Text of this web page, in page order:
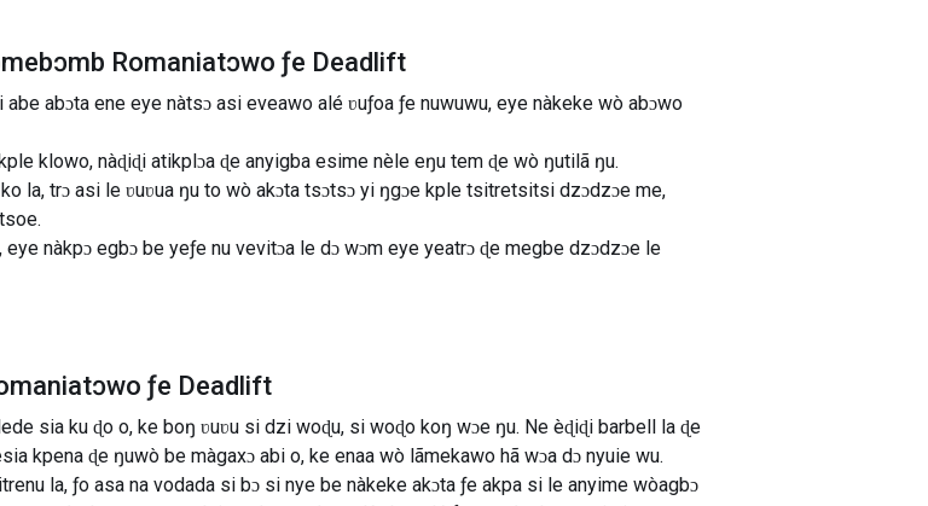
Romaniatɔwo ƒe Deadlift
abɔta ene eye nàtsɔ asi eveawo alé ʋuƒoa ƒe nuwuwu, eye nàkeke wò abɔwo
klowo, nàɖiɖi atikplɔa ɖe anyigba esime nèle eŋu tem ɖe wò ŋutilã ŋu.
la, trɔ asi le ʋuʋua ŋu to wò akɔta tsɔtsɔ yi ŋgɔe kple tsitretsitsi dzɔdzɔe me,
nàkpɔ egbɔ be yeƒe nu vevitɔa le dɔ wɔm eye yeatrɔ ɖe megbe dzɔdzɔe le
ƒe Deadlift
sia ku ɖo o, ke boŋ ʋuʋu si dzi woɖu, si woɖo koŋ wɔe ŋu. Ne èɖiɖi barbell la ɖe
kpena ɖe ŋuwò be màgaxɔ abi o, ke enaa wò lãmekawo hã wɔa dɔ nyuie wu.
la, ƒo asa na vodada si bɔ si nye be nàkeke akɔta ƒe akpa si le anyime wòagbɔ